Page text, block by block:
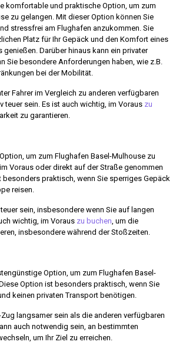
komfortable und praktische Option, um zum
zu gelangen. Mit dieser Option können Sie
stressfrei am Flughafen anzukommen. Sie
Platz für Ihr Gepäck und den Komfort eines
genießen. Darüber hinaus kann ein privater
Sie besondere Anforderungen haben, wie z.B.
bei der Mobilität.
Fahrer im Vergleich zu anderen verfügbaren
teuer sein. Es ist auch wichtig, im Voraus zu
zu garantieren.
um zum Flughafen Basel-Mulhouse zu
Voraus oder direkt auf der Straße genommen
besonders praktisch, wenn Sie sperriges Gepäck
reisen.
sein, insbesondere wenn Sie auf langen
wichtig, im Voraus zu buchen , um die
insbesondere während der Stoßzeiten.
Option, um zum Flughafen Basel-
Option ist besonders praktisch, wenn Sie
keinen privaten Transport benötigen.
langsamer sein als die anderen verfügbaren
auch notwendig sein, an bestimmten
um Ihr Ziel zu erreichen.